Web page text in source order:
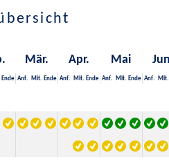
Mär. Apr. Mai
Ende Anf. Mit. Ende Anf. Mit. Ende Anf. Mit. Ende Anf. Mit.